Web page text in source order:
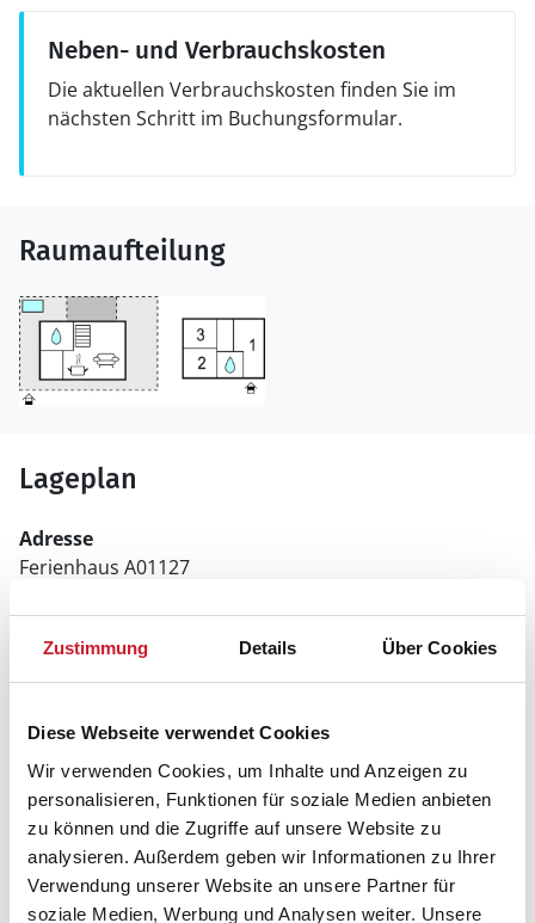
Zustimmung Details Über Cookies
Diese Webseite verwendet Cookies
Wir verwenden Cookies, um Inhalte und Anzeigen zu
personalisieren, Funktionen für soziale Medien anbieten
zu können und die Zugriffe auf unsere Website zu
analysieren. Außerdem geben wir Informationen zu Ihrer
Verwendung unserer Website an unsere Partner für
soziale Medien, Werbung und Analysen weiter. Unsere
Neben- und Verbrauchskosten
Die aktuellen Verbrauchskosten finden Sie im
nächsten Schritt im Buchungsformular.
Raumaufteilung
Lageplan
Adresse
Ferienhaus A01127
9990 Skagen